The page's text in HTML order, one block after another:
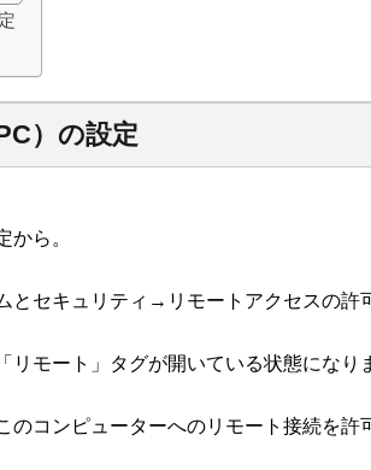
）の設定
ら。
セキュリティ→リモートアクセスの許
モート」タグが開いている状態になり
コンピューターへのリモート接続を許